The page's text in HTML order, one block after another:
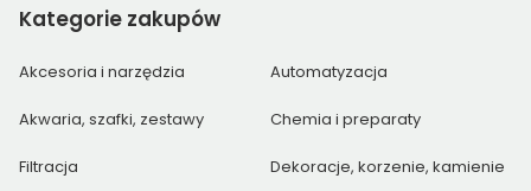
Kategorie zakupów
Akcesoria i narzędzia Automatyzacja
Akwaria, szafki, zestawy Chemia i preparaty
Filtracja Dekoracje, korzenie, kamienie